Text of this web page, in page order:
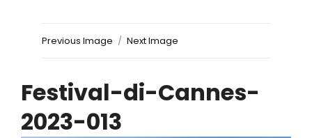
Previous Image Next Image
Festival-di-Cannes-
2023-013